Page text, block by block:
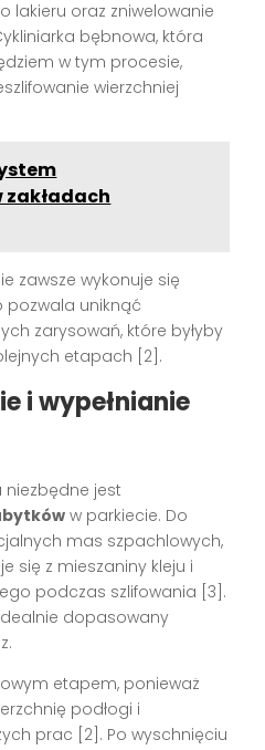
lakieru oraz zniwelowanie
bębnowa, która
w tym procesie,
wierzchniej
zawsze wykonuje się
pozwala uniknąć
zarysowań, które byłyby
etapach [2].
i wypełnianie
niezbędne jest
w parkiecie. Do
mas szpachlowych,
się z mieszaniny kleju i
podczas szlifowania [3].
dopasowany
etapem, ponieważ
podłogi i
prac [2]. Po wyschnięciu